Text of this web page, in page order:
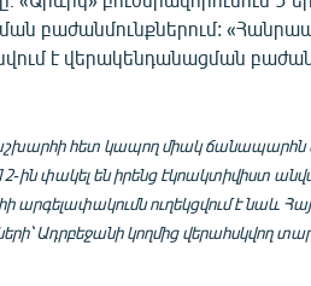
բաժանմունքներում:
է վերակենդանացման
հետ կապող միակ ճանապարհն
ին փակել են իրենց էկոակտիվիստ
արգելափակումն ուղեկցվում է նաև
Ադրբեջանի կողմից վերահսկվող